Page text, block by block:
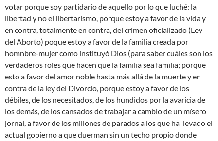
votar porque soy partidario de aquello por lo que luché: la
libertad y no el libertarismo, porque estoy a favor de la vida y
en contra, totalmente en contra, del crimen oficializado (Ley
del Aborto) poque estoy a favor de la familia creada por
homnbre-mujer como instituyó Dios (para saber cuáles son los
verdaderos roles que hacen que la familia sea familia; porque
esto a favor del amor noble hasta más allá de la muerte y en
contra de la ley del Divorcio, porque estoy a favor de los
débiles, de los necesitados, de los hundidos por la avaricia de
los demás, de los cansados de trabajar a cambio de un mísero
jornal, a favor de los millones de parados a los que ha llevado el
actual gobierno a que duerman sin un techo propio donde